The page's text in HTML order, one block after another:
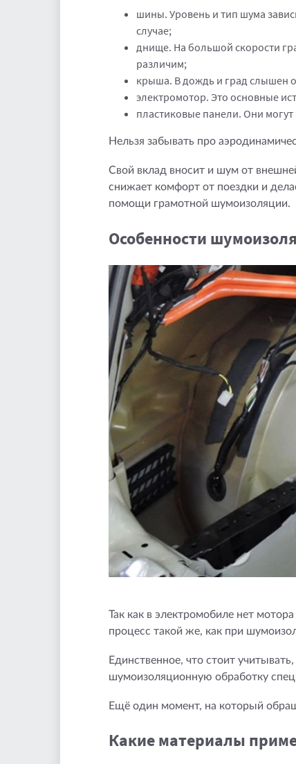
шины. Уровень и тип шума
случае;
днище. На большой скорости
различим;
крыша. В дождь и град слышен
электромотор. Это основные
пластиковые панели. Они
Нельзя забывать про
Свой вклад вносит и шум от
снижает комфорт от поездки и
помощи грамотной шумоизоляции.
Особенности
Так как в электромобиле нет
процесс такой же, как при
Единственное, что стоит
шумоизоляционную обработку
Ещё один момент, на который
Какие материалы